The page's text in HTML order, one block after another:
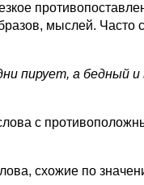
мыслей. Часто
пирует, а бедный и
с
схожие по